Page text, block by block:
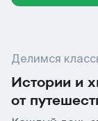
Делимся
Истории и
от